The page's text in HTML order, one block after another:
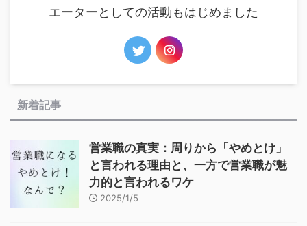
エーターとしての活動もはじめました
新着記事
営業職の真実：周りから「やめとけ」
と言われる理由と、一方で営業職が魅
力的と言われるワケ
2025/1/5